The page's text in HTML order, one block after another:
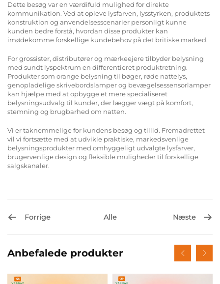
Dette besøg var en værdifuld mulighed for direkte
kommunikation. Ved at opleve lysfarven, lysstyrken, produktets
konstruktion og anvendelsesscenarier personligt kunne
kunden bedre forstå, hvordan disse produkter kan
imødekomme forskellige kundebehov på det britiske marked.
For grossister, distributører og mærkeejere tilbyder belysning
med sundt lyspektrum en differentieret produktretning.
Produkter som orange belysning til bøger, røde nattelys,
genopladelige skrivebordslamper og bevægelsessensorlamper
kan hjælpe med at opbygge et mere specialiseret
belysningsudvalg til kunder, der lægger vægt på komfort,
stemning og brugbarhed om natten.
Vi er taknemmelige for kundens besøg og tillid. Fremadrettet
vil vi fortsætte med at udvikle praktiske, markedsvenlige
belysningsprodukter med omhyggeligt udvalgte lysfarver,
brugervenlige design og fleksible muligheder til forskellige
salgskanaler.
Forrige Alle Næste
Anbefalede produkter